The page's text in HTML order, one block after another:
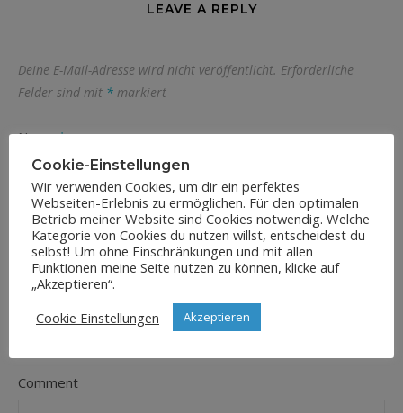
LEAVE A REPLY
Deine E-Mail-Adresse wird nicht veröffentlicht. Erforderliche
Felder sind mit * markiert
Name*
E-Mail-Adresse*
Comment
Cookie-Einstellungen
Wir verwenden Cookies, um dir ein perfektes
Webseiten-Erlebnis zu ermöglichen. Für den optimalen
Betrieb meiner Website sind Cookies notwendig. Welche
Kategorie von Cookies du nutzen willst, entscheidest du
selbst! Um ohne Einschränkungen und mit allen
Funktionen meine Seite nutzen zu können, klicke auf
„Akzeptieren“.
Cookie Einstellungen
Akzeptieren